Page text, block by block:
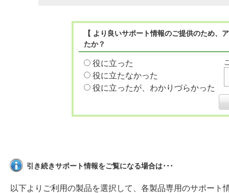
【 より良いサポート情報のご提供のため
たか？
役に立った
役に立たなかった
役に立ったが、わかりづらかった
引き続きサポート情報をご覧になる場合は･･･
以下よりご利用の製品を選択して、各製品専用のサポート